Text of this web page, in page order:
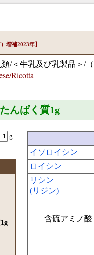
増補2023年】
類/＜牛乳及び乳製品＞/
Ricotta
んぱく質1g
g
g
イソロイシン
ロイシン
リシン
(リジン)
含硫アミノ酸